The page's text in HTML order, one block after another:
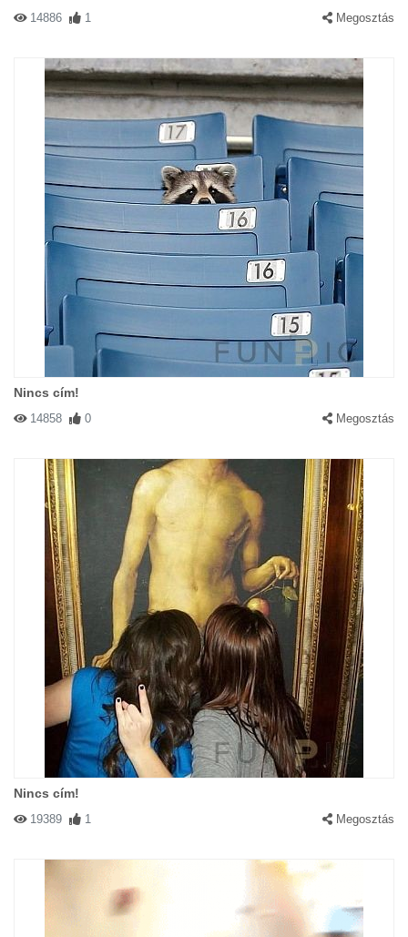
14886 1 Megosztás
Nincs cím!
14858 0 Megosztás
Nincs cím!
19389 1 Megosztás